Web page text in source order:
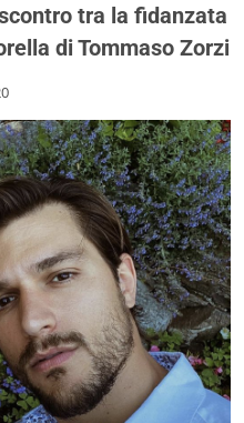
tra la fidanzata
di Tommaso Zorzi